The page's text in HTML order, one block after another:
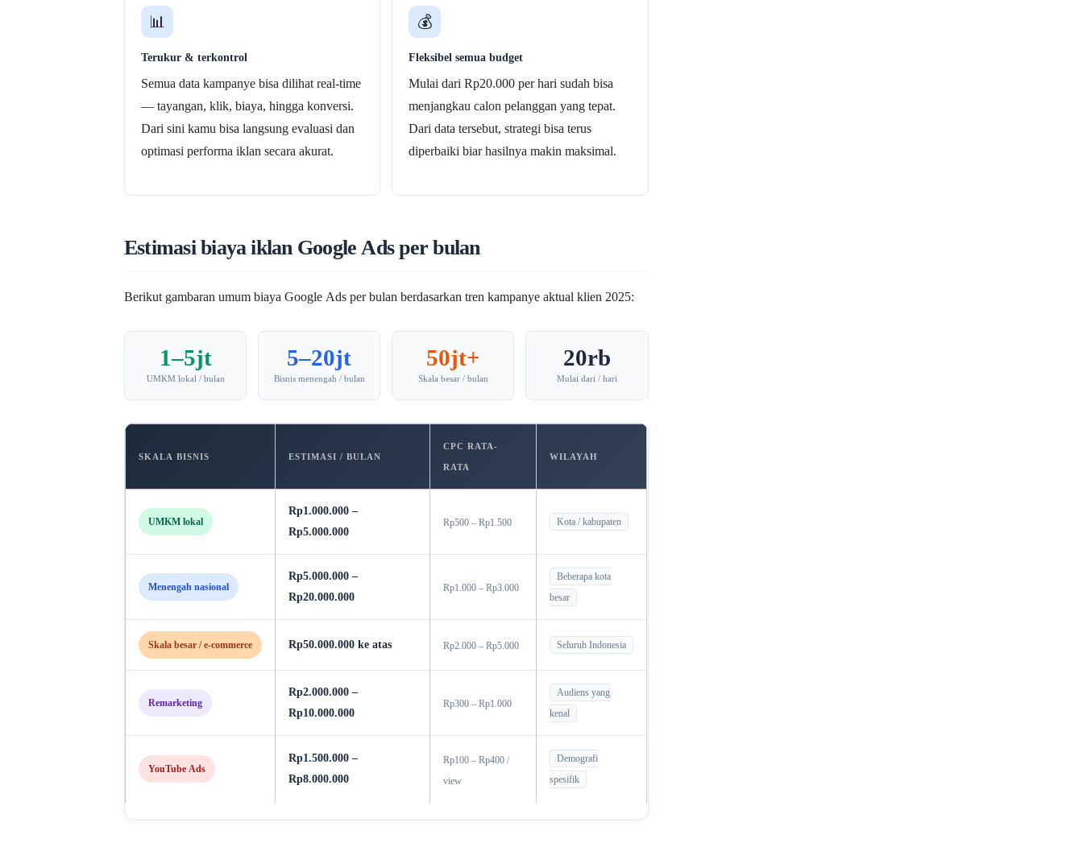
📊
Terukur & terkontrol
Semua data kampanye bisa dilihat real-time
— tayangan, klik, biaya, hingga konversi.
Dari sini kamu bisa langsung evaluasi dan
optimasi performa iklan secara akurat.
💰
Fleksibel semua budget
Mulai dari Rp20.000 per hari sudah bisa
menjangkau calon pelanggan yang tepat.
Dari data tersebut, strategi bisa terus
diperbaiki biar hasilnya makin maksimal.
Estimasi biaya iklan Google Ads per bulan
Berikut gambaran umum biaya Google Ads per bulan berdasarkan tren kampanye aktual klien 2025:
1–5jt
UMKM lokal / bulan
5–20jt
Bisnis menengah / bulan
50jt+
Skala besar / bulan
20rb
Mulai dari / hari
SKALA BISNIS ESTIMASI / BULAN
CPC RATA-
RATA
WILAYAH
UMKM lokal
Rp1.000.000 –
Rp5.000.000
Rp500 – Rp1.500 Kota / kabupaten
Menengah nasional
Rp5.000.000 –
Rp20.000.000
Rp1.000 – Rp3.000
Beberapa kota
besar
Skala besar / e-commerce Rp50.000.000 ke atas Rp2.000 – Rp5.000 Seluruh Indonesia
Remarketing
Rp2.000.000 –
Rp10.000.000
Rp300 – Rp1.000
Audiens yang
kenal
YouTube Ads
Rp1.500.000 –
Rp8.000.000
Rp100 – Rp400 /
view
Demografi
spesifik